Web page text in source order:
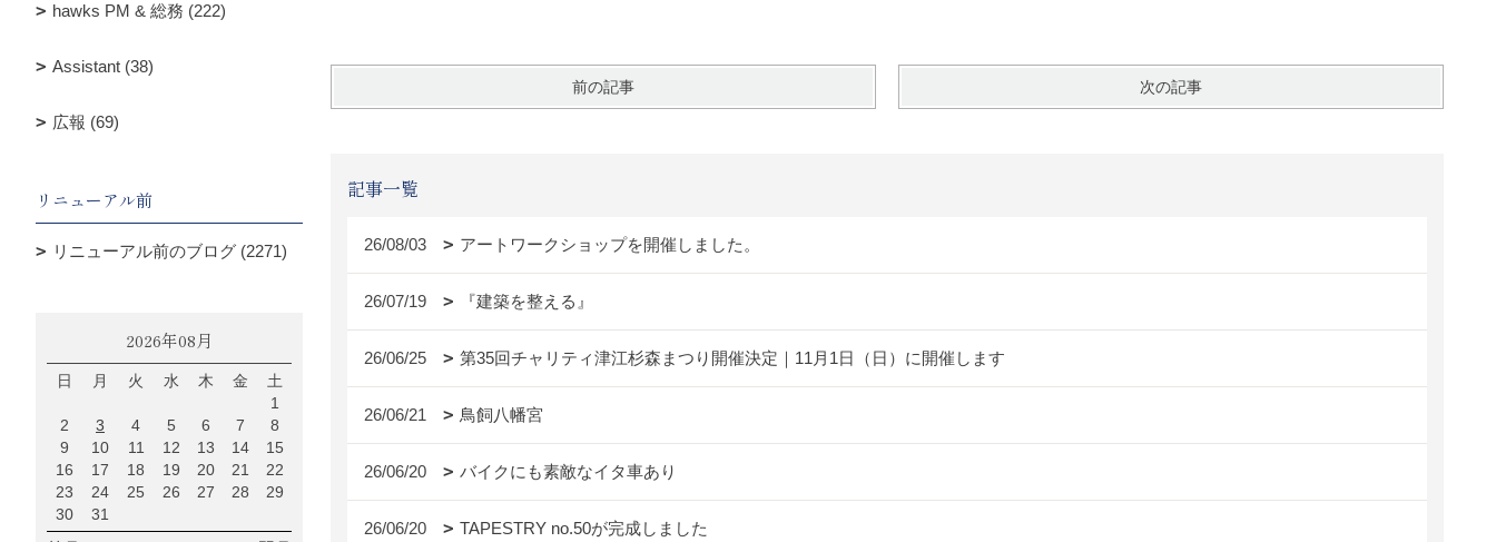
前の記事 次の記事
記事一覧
26/08/03 アートワークショップを開催しました。
26/07/19 『建築を整える』
26/06/25 第35回チャリティ津江杉森まつり開催決定｜11月1日（日）に開催します
26/06/21 鳥飼八幡宮
26/06/20 バイクにも素敵なイタ車あり
26/06/20 TAPESTRY no.50が完成しました
hawks PM & 総務 (222)
Assistant (38)
広報 (69)
リニューアル前
リニューアル前のブログ (2271)
2026年08月
日 月 火 水 木 金
土
1
2
3 4 5 6 7
8
9
10 11 12 13 14
15
16
17 18 19 20 21
22
23
24 25 26 27 28
29
30
31